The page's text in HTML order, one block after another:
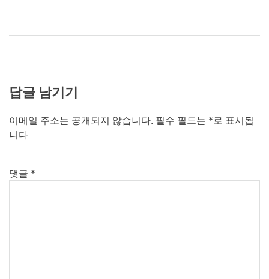
답글 남기기
이메일 주소는 공개되지 않습니다. 필수 필드는 *로 표시됩
니다
댓글 *